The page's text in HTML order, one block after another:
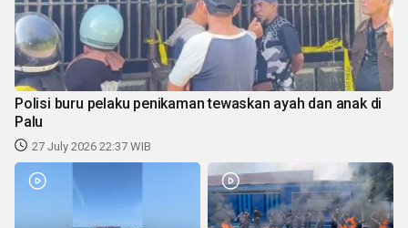
Polisi buru pelaku penikaman tewaskan ayah dan anak di
Palu
27 July 2026 22:37 WIB